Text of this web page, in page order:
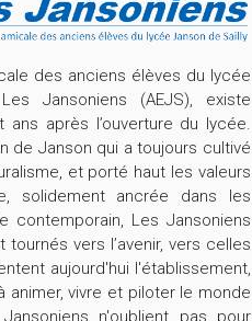
des anciens élèves du lycée
Les Jansoniens (AEJS), existe
ans après l’ouverture du lycée.
de Janson qui a toujours cultivé
et porté haut les valeurs
solidement ancrée dans les
contemporain, Les Jansoniens
vers l’avenir, vers celles
aujourd'hui l'établissement,
animer, vivre et piloter le monde
n'oublient pas pour